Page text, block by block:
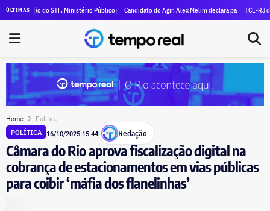
ÚLTIMAS
R$ 47 milhões em patrimônio
do STF, Ministério Público pede execução da condenação e da inelegibilidade de Garotinho
Candidato do Agir, Alex Melim declara patrimônio de R$ 30
TCE-RJ devassa
Home Política
POLÍTICA 16/10/2025 15:44 Redação
Câmara do Rio aprova fiscalização digital na
cobrança de estacionamentos em vias públicas
para coibir ‘máfia dos flanelinhas’